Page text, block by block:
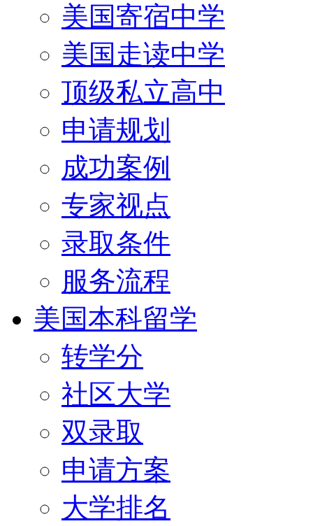
美国寄宿中学
美国走读中学
顶级私立高中
申请规划
成功案例
专家视点
录取条件
服务流程
美国本科留学
转学分
社区大学
双录取
申请方案
大学排名